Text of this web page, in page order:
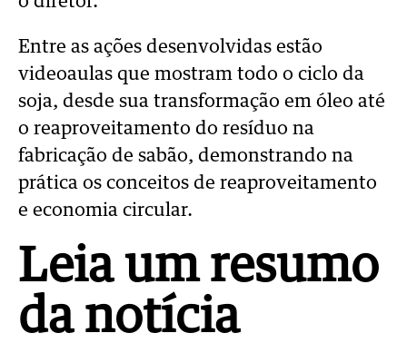
Entre as ações desenvolvidas estão
videoaulas que mostram todo o ciclo da
soja, desde sua transformação em óleo até
o reaproveitamento do resíduo na
fabricação de sabão, demonstrando na
prática os conceitos de reaproveitamento
e economia circular.
Leia um resumo
da notícia